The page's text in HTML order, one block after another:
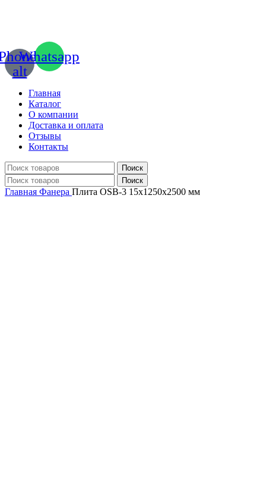
alt
Whatsapp
Главная
Каталог
О компании
Доставка и оплата
Отзывы
Контакты
Поиск
Поиск
Главная Фанера Плита OSB-3 15х1250х2500 мм